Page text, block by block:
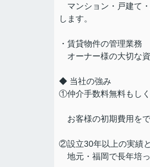
マンション・戸建て
します。
・賃貸物件の管理業務
オーナー様の大切な
◆ 当社の強み
①仲介手数料無料もし
お客様の初期費用を
②設立30年以上の実績
地元・福岡で長年培